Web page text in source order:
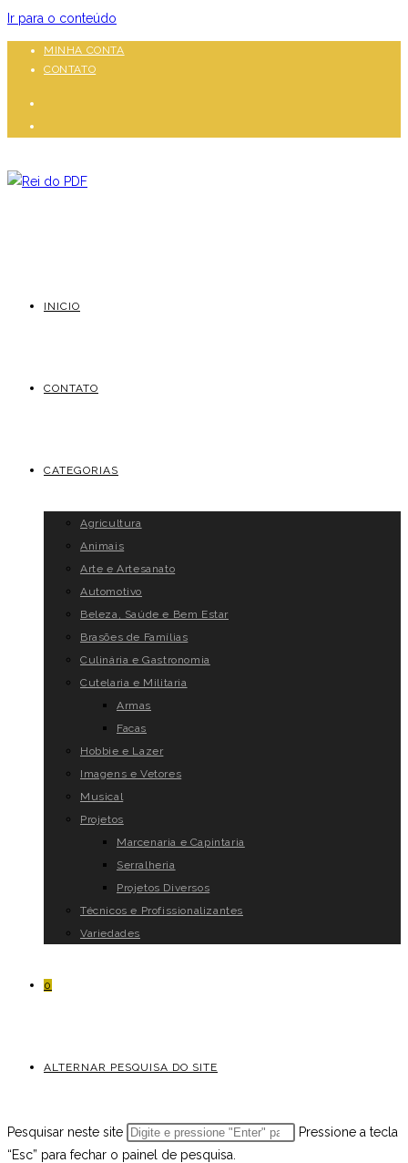
Ir para o conteúdo
MINHA CONTA
CONTATO
INICIO
CONTATO
CATEGORIAS
Agricultura
Animais
Arte e Artesanato
Automotivo
Beleza, Saúde e Bem Estar
Brasões de Famílias
Culinária e Gastronomia
Cutelaria e Militaria
Armas
Facas
Hobbie e Lazer
Imagens e Vetores
Musical
Projetos
Marcenaria e Capintaria
Serralheria
Projetos Diversos
Técnicos e Profissionalizantes
Variedades
0
ALTERNAR PESQUISA DO SITE
Pesquisar neste site
Pressione a tecla
“Esc” para fechar o painel de pesquisa.